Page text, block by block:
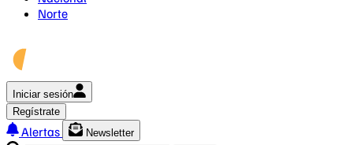
Norte
Iniciar sesión
Regístrate
Alertas
Newsletter